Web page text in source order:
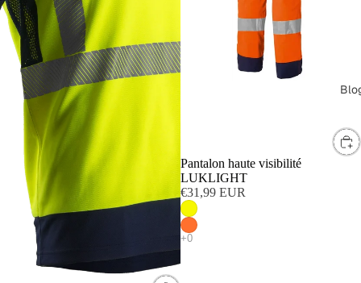
Pantalon haute visibilité
LUKLIGHT
€31,99 EUR